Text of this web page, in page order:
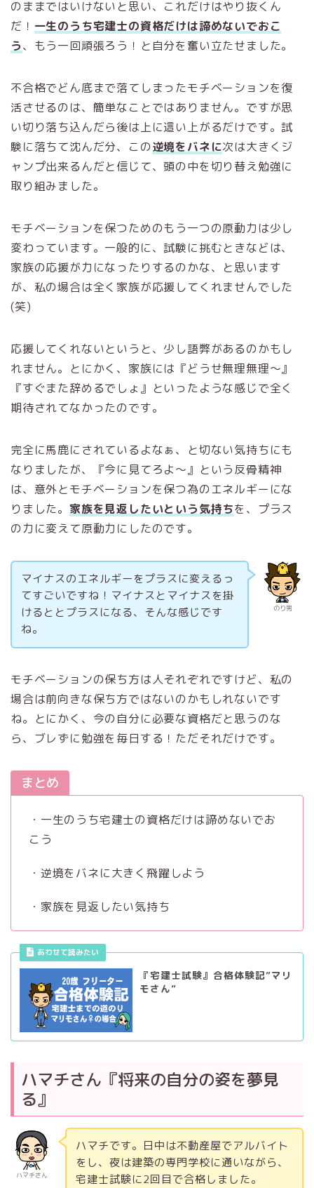
のままではいけないと思い、これだけはやり抜くん
だ！ 一生のうち宅建士の資格だけは諦めないでおこ
う、もう一回頑張ろう！と自分を奮い立たせました。
不合格でどん底まで落てしまったモチベーションを復
活させるのは、簡単なことではありません。ですが思
い切り落ち込んだら後は上に這い上がるだけです。試
験に落ちて沈んだ分、この逆境をバネに次は大きくジ
ャンプ出来るんだと信じて、頭の中を切り替え勉強に
取り組みました。
モチベーションを保つためのもう一つの原動力は少し
変わっています。一般的に、試験に挑むときなどは、
家族の応援が力になったりするのかな、と思います
が、私の場合は全く家族が応援してくれませんでした
(笑)
応援してくれないというと、少し語弊があるのかもし
れません。とにかく、家族には『どうせ無理無理～』
『すぐまた辞めるでしょ』といったような感じで全く
期待されてなかったのです。
完全に馬鹿にされているよなぁ、と切ない気持ちにも
なりましたが、『今に見てろよ～』という反骨精神
は、意外とモチベーションを保つ為のエネルギーにな
りました。 家族を見返したいという気持ちを、プラス
の力に変えて原動力にしたのです。
のり男
マイナスのエネルギーをプラスに変えるっ
てすごいですね！マイナスとマイナスを掛
けるととプラスになる、そんな感じです
ね。
モチベーションの保ち方は人それぞれですけど、私の
場合は前向きな保ち方ではないのかもしれないです
ね。とにかく、今の自分に必要な資格だと思うのな
ら、ブレずに勉強を毎日する！ただそれだけです。
まとめ
・一生のうち宅建士の資格だけは諦めないでお
こう
・逆境をバネに大きく飛躍しよう
・家族を見返したい気持ち
あわせて読みたい
『宅建士試験』合格体験記”マリ
モさん”
ハマチさん『将来の自分の姿を夢見
る』
ハマチさん
ハマチです。日中は不動産屋でアルバイト
をし、夜は建築の専門学校に通いながら、
宅建士試験に2回目で合格しました。